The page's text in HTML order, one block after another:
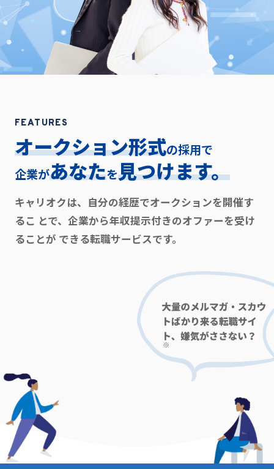
FEATURES
オークション形式の採用で
企業があなたを見つけます。
キャリオクは、自分の経歴でオークションを開催す
るこ とで、企業から年収提示付きのオファーを受け
ることが できる転職サービスです。